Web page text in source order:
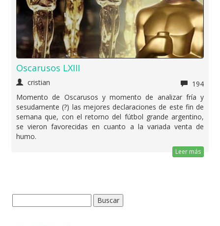
Oscarusos LXIII
cristian
194
Momento de Oscarusos y momento de analizar fría y
sesudamente (?) las mejores declaraciones de este fin de
semana que, con el retorno del fútbol grande argentino,
se vieron favorecidas en cuanto a la variada venta de
humo.
Leer más